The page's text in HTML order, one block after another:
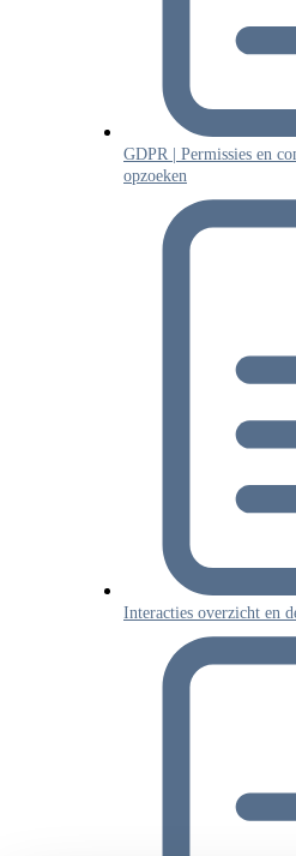
GDPR | Permissies en
opzoeken
Interacties overzicht en